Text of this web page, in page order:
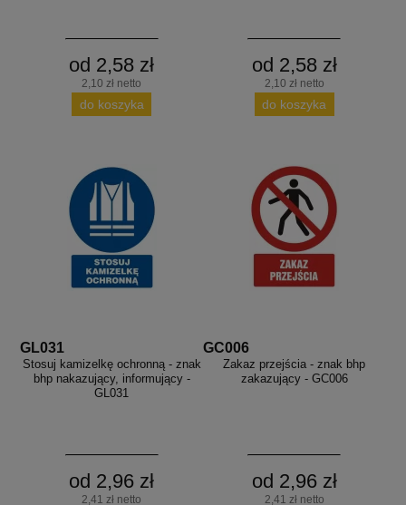
od 2,58 zł
2,10 zł netto
do koszyka
od 2,58 zł
2,10 zł netto
do koszyka
GL031
Stosuj kamizelkę ochronną - znak
bhp nakazujący, informujący -
GL031
od 2,96 zł
2,41 zł netto
GC006
Zakaz przejścia - znak bhp
zakazujący - GC006
od 2,96 zł
2,41 zł netto